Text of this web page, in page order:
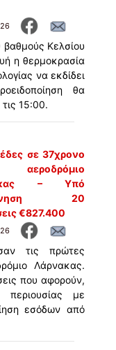
βαθμούς Κελσίου
η θερμοκρασία
να εκδίδει
θα
15:00.
σε 37χρονο
– Υπό
20
€827.400
τις πρώτες
Λάρνακας.
που αφορούν,
με
εσόδων από